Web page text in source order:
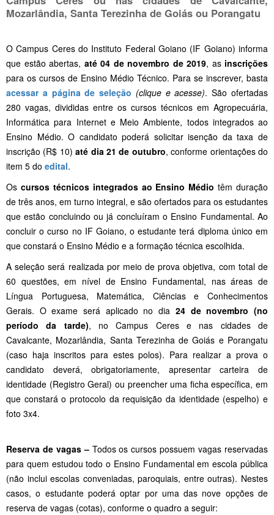
Mozarlândia, Santa Terezinha de Goiás ou Porangatu
O Campus Ceres do Instituto Federal Goiano (IF Goiano) informa
que estão abertas, até 04 de novembro de 2019, as inscrições
para os cursos de Ensino Médio Técnico. Para se inscrever, basta
acessar a página de seleção (clique e acesse). São ofertadas
280 vagas, divididas entre os cursos técnicos em Agropecuária,
Informática para Internet e Meio Ambiente, todos integrados ao
Ensino Médio. O candidato poderá solicitar isenção da taxa de
inscrição (R$ 10)até dia 21 de outubro, conforme orientações do
item 5 do edital.
Os cursos técnicos integrados ao Ensino Médio têm duração
de três anos, em turno integral, e são ofertados para os estudantes
que estão concluindo ou já concluíram o Ensino Fundamental. Ao
concluir o curso no IF Goiano, o estudante terá diploma único em
que constará o Ensino Médio e a formação técnica escolhida.
A seleção será realizada por meio de prova objetiva, com total de
60 questões, em nível de Ensino Fundamental, nas áreas de
Língua Portuguesa, Matemática, Ciências e Conhecimentos
Gerais. O exame será aplicado no dia 24 de novembro (no
período da tarde), no Campus Ceres e nas cidades de
Cavalcante, Mozarlândia, Santa Terezinha de Goiás e Porangatu
(caso haja inscritos para estes polos). Para realizar a prova o
candidato deverá, obrigatoriamente, apresentar carteira de
identidade (Registro Geral) ou preencher uma ficha específica, em
que constará o protocolo da requisição da identidade (espelho) e
foto 3x4.
Reserva de vagas –Todos os cursos possuem vagas reservadas
para quem estudou todo o Ensino Fundamental em escola pública
(não inclui escolas conveniadas, paroquiais, entre outras). Nestes
casos, o estudante poderá optar por uma das nove opções de
reserva de vagas (cotas), conforme o quadro a seguir: